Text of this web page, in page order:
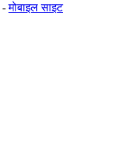
-मोबाइल साइट